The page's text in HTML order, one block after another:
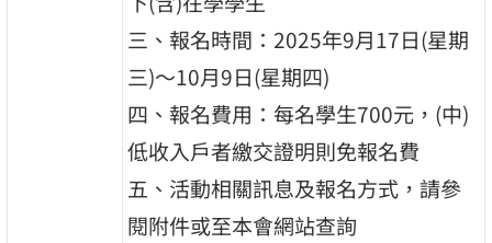
三、報名時間：2025年9月17日(星期
三)～10月9日(星期四)
四、報名費用：每名學生700元，(中)
低收入戶者繳交證明則免報名費
五、活動相關訊息及報名方式，請參
閱附件或至本會網站查詢